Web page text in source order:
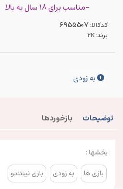
-مناسب برای 18 سال به بالا
کدکالا:
برند:2K
به زودی
توضیحات بازخوردها
بخشها :
بازی ها به زودی بازی نینتندو